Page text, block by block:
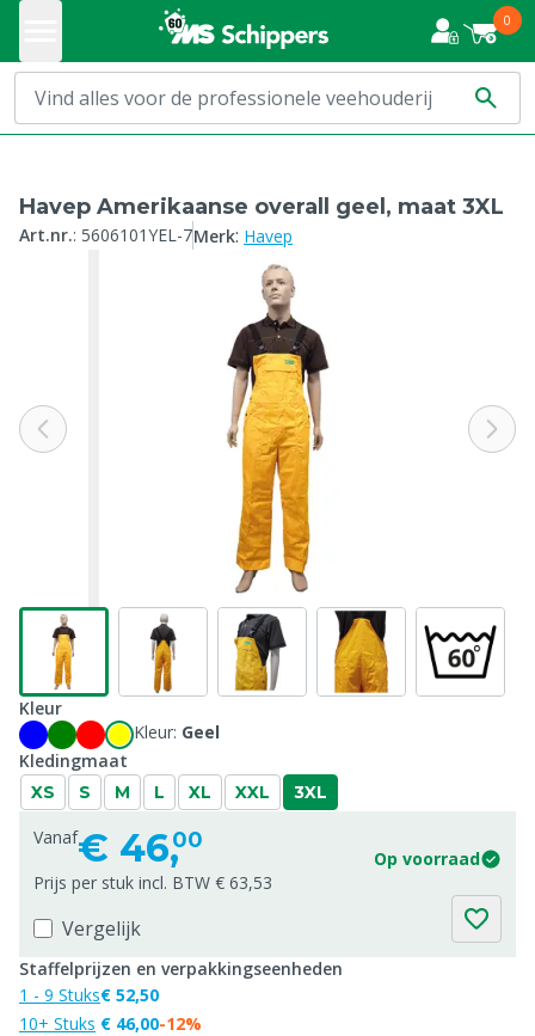
0
Havep Amerikaanse overall geel, maat 3XL
Art.nr.: 5606101YEL-7Merk: Havep
Kleur
Kleur: Geel
Kledingmaat
XS S M L XL XXL 3XL
Vanaf€ 46,00
Op voorraad
Prijs per stuk incl. BTW € 63,53
Vergelijk
Staffelprijzen en verpakkingseenheden
1 - 9 Stuks
10+ Stuks
€ 52,50
€ 46,00-12%